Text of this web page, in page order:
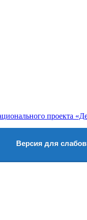
Версия для